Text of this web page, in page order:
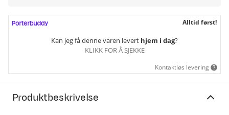
Alltid først!
Kan jeg få denne varen levert hjem i dag?
KLIKK FOR Å SJEKKE
Kontaktløs levering
Produktbeskrivelse